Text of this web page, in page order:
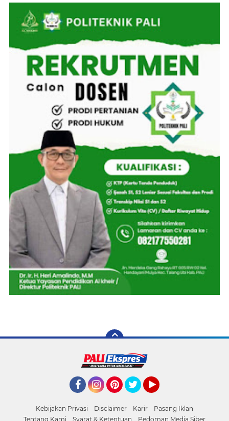
Kebijakan Privasi Disclaimer Karir
Pasang Iklan
Tentang Kami
Syarat & Ketentuan Pedoman Media Siber